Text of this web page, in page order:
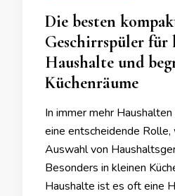
Die besten
Geschirrspüler für
Haushalte und
Küchenräume
In immer mehr
eine entscheidende Rolle,
Auswahl von
Besonders in kleinen
Haushalte ist es oft eine